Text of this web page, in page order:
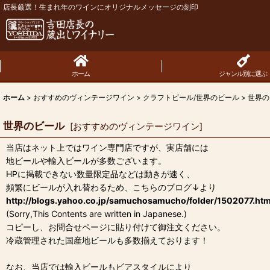
店長厳選！生まれ年のワインにオリジナルメッセージの刻印
ホーム ジャンル別に選ぶ
ホーム > おすすめのヴィンテージワイン > クラフトビール/世界のビール > 世界
世界のビール [おすすめのヴィンテージワイン]
当店はネット上ではワイン専門店ですが、実店舗には
地ビールや輸入ビールが多数ございます。
HPに掲載できない数量限定品などは動きが速く、
頻繁にビールが入れ替わるため、こちらのブログ↓より
http://blogs.yahoo.co.jp/samuchosamucho/folder/
(Sorry,This Contents are written in Japanese.)
コピーし、お問合せページに貼り付けて御注文ください。
冷蔵管理された国産地ビールも多数揃えております！
なお、当店では輸入ビールもビアスタイルにより